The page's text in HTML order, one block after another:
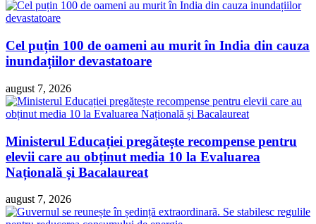
Cel puțin 100 de oameni au murit în India din cauza
inundațiilor devastatoare
august 7, 2026
Ministerul Educației pregătește recompense pentru
elevii care au obținut media 10 la Evaluarea
Națională și Bacalaureat
august 7, 2026